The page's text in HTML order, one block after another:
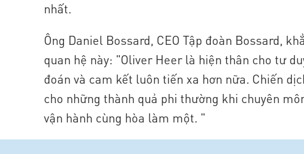
nhất.
Ông Daniel Bossard, CEO Tập đoàn Bossard,
quan hệ này: "Oliver Heer là hiện thân cho tư
đoán và cam kết luôn tiến xa hơn nữa. Chiến
cho những thành quả phi thường khi chuyên
vận hành cùng hòa làm một. "